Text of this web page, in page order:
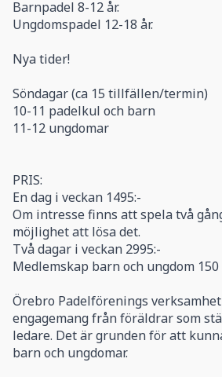
Barnpadel 8-12 år.
Ungdomspadel 12-18 år.
Nya tider!
Söndagar (ca 15 tillfällen/termin)
10-11 padelkul och barn
11-12 ungdomar
PRIS:
En dag i veckan 1495:-
Om intresse finns att spela två
möjlighet att lösa det.
Två dagar i veckan 2995:-
Medlemskap barn och ungdom
Örebro Padelförenings
engagemang från föräldrar som
ledare. Det är grunden för att
barn och ungdomar.